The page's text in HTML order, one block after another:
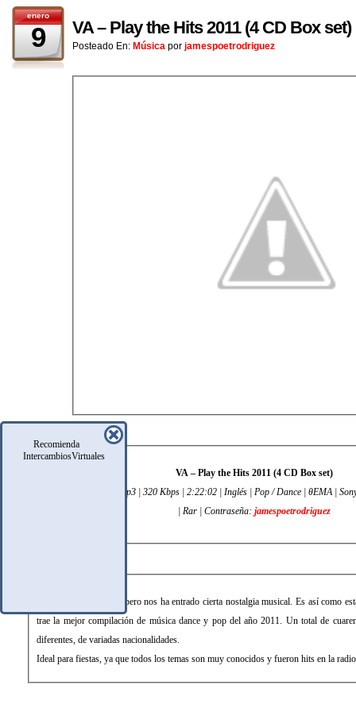
Recomienda
IntercambiosVirtuales
enero
9 VA – Play the Hits 2011 (4 CD Box set)
Posteado En: Música por jamespoetrodriguez
DATOS TÉCNICOS
VA – Play the Hits 2011 (4 CD Box set)
4 CD | 40 tracks in 4 Mp3 | 320 Kbps | 2:22:02 | Inglés | Pop / Dance | θEMA |
| Rar | Contraseña: jamespoetrodriguez
Ha terminado el 2011, pero nos ha entrado cierta nostalgia musical. Es así como
trae la mejor compilación de música dance y pop del año 2011. Un total de
diferentes, de variadas nacionalidades.
Ideal para fiestas, ya que todos los temas son muy conocidos y fueron hits en la